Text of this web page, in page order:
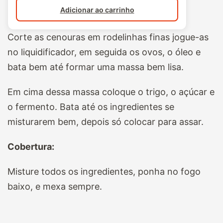
Adicionar ao carrinho
Corte as cenouras em rodelinhas finas jogue-as
no liquidificador, em seguida os ovos, o óleo e
bata bem até formar uma massa bem lisa.
Em cima dessa massa coloque o trigo, o açúcar e
o fermento. Bata até os ingredientes se
misturarem bem, depois só colocar para assar.
Cobertura:
Misture todos os ingredientes, ponha no fogo
baixo, e mexa sempre.